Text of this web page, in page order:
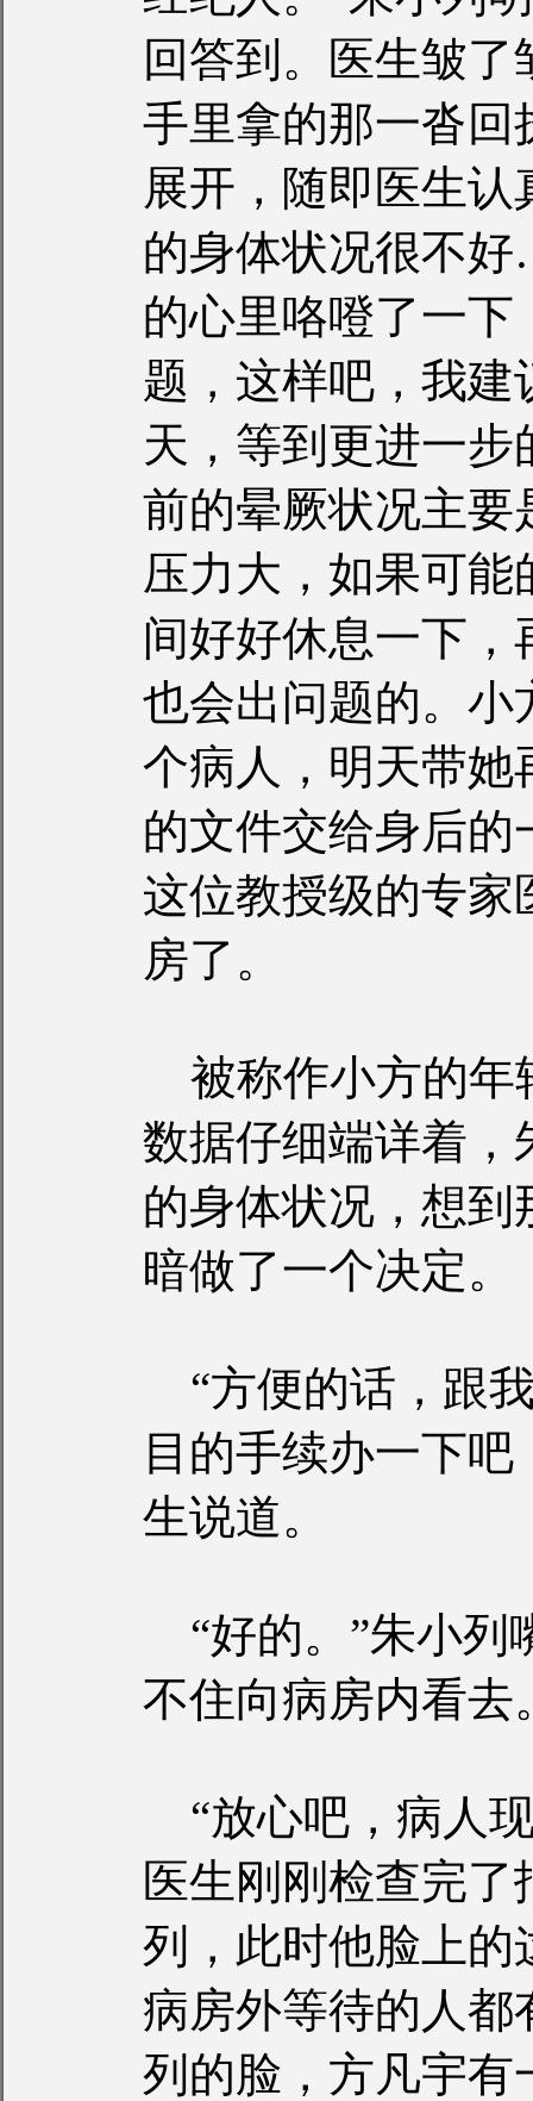
回答到。医生皱
手里拿的那一沓回
展开，随即医生
的身体状况很不
的心里咯噔了一下
题，这样吧，我
天，等到更进一
前的晕厥状况主要
压力大，如果可
间好好休息一下
也会出问题的。小
个病人，明天带她
的文件交给身后
这位教授级的专家
房了。
被称作小方的年
数据仔细端详着，
的身体状况，想
暗做了一个决定。
“方便的话，跟
目的手续办一下
生说道。
“好的。”朱小列
不住向病房内看去
“放心吧，病人
医生刚刚检查完
列，此时他脸上的
病房外等待的人都
列的脸，方凡宇有